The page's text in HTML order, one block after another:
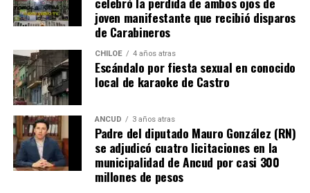
Voces al unísono se escuchan y se repiten en redes
sociales, el pedido de donar ese excedente al Dante Jara
resuena desde todo Chiloé, cuna del apoyo recibido por
parte de Camila Gómez, hasta nuestro lejano norte. Es
que, a diferencia del conocido dicho, en este caso, todos
los caminos conducen a… La Moneda y, mientras se
espera ese gesto por parte de la madre del pequeño
Tomás, los pasos siguen quemando los pies de Fernando
en pos de que cada kilómetro recorrido, signifique más
que una llegada a Santiago, un arribo a la cura de su hijo
joven manifestante que recibió disparos
de Carabineros
CHILOE 4 años atras
Escándalo por fiesta sexual en conocido
local de karaoke de Castro
ANCUD 3 años atras
Padre del diputado Mauro González (RN)
se adjudicó cuatro licitaciones en la
municipalidad de Ancud por casi 300
millones de pesos